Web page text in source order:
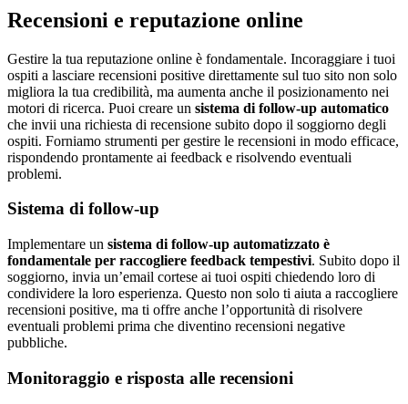
Recensioni e reputazione online
Gestire la tua reputazione online è fondamentale. Incoraggiare i tuoi
ospiti a lasciare recensioni positive direttamente sul tuo sito non solo
migliora la tua credibilità, ma aumenta anche il posizionamento nei
motori di ricerca. Puoi creare un sistema di follow-up automatico
che invii una richiesta di recensione subito dopo il soggiorno degli
ospiti. Forniamo strumenti per gestire le recensioni in modo efficace,
rispondendo prontamente ai feedback e risolvendo eventuali
problemi.
Sistema di follow-up
Implementare un sistema di follow-up automatizzato è
fondamentale per raccogliere feedback tempestivi. Subito dopo il
soggiorno, invia un’email cortese ai tuoi ospiti chiedendo loro di
condividere la loro esperienza. Questo non solo ti aiuta a raccogliere
recensioni positive, ma ti offre anche l’opportunità di risolvere
eventuali problemi prima che diventino recensioni negative
pubbliche.
Monitoraggio e risposta alle recensioni